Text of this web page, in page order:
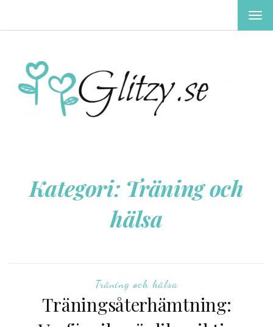
Kategori: Träning och
hälsa
Träning och hälsa
Träningsåterhämtning: